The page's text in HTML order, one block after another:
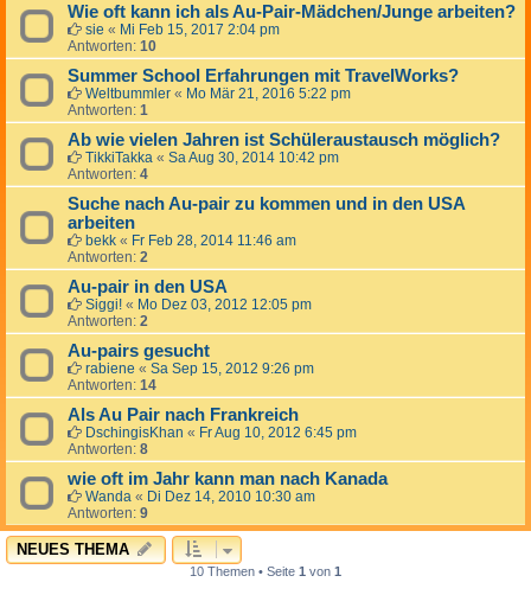
Wie oft kann ich als Au-Pair-Mädchen/Junge arbeiten?
sie « Mi Feb 15, 2017 2:04 pm
Antworten: 10
Summer School Erfahrungen mit TravelWorks?
Weltbummler « Mo Mär 21, 2016 5:22 pm
Antworten: 1
Ab wie vielen Jahren ist Schüleraustausch möglich?
TikkiTakka « Sa Aug 30, 2014 10:42 pm
Antworten: 4
Suche nach Au-pair zu kommen und in den USA
arbeiten
bekk « Fr Feb 28, 2014 11:46 am
Antworten: 2
Au-pair in den USA
Siggi! « Mo Dez 03, 2012 12:05 pm
Antworten: 2
Au-pairs gesucht
rabiene « Sa Sep 15, 2012 9:26 pm
Antworten: 14
Als Au Pair nach Frankreich
DschingisKhan « Fr Aug 10, 2012 6:45 pm
Antworten: 8
wie oft im Jahr kann man nach Kanada
Wanda « Di Dez 14, 2010 10:30 am
Antworten: 9
NEUES THEMA
10 Themen • Seite 1 von 1